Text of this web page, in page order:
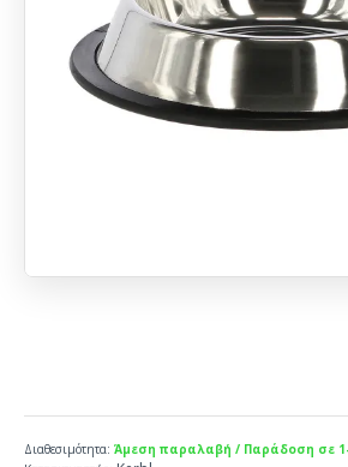
Διαθεσιμότητα: Άμεση παραλαβή / Παράδοση σε